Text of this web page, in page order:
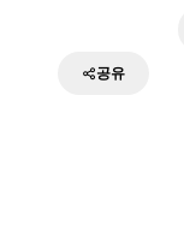
공유